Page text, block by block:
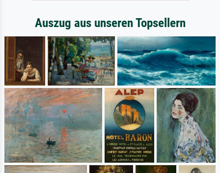
Auszug aus unseren Topsellern